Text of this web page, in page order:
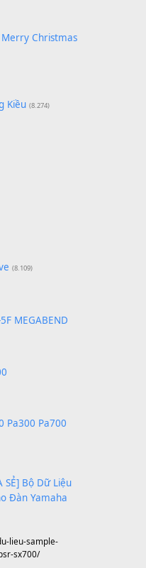
muốn ra đi |
Tôi - Mạnh Lệ
A Merry Christmas
Kiều
5F MEGABEND